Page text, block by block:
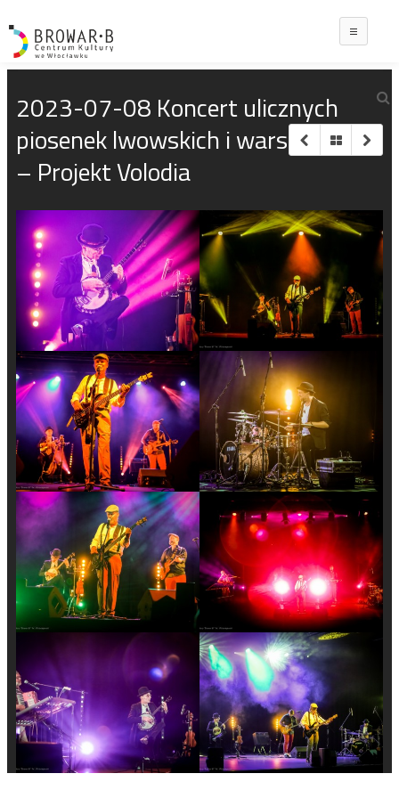
2023-07-08 Koncert ulicznych
piosenek lwowskich i warszawskich
– Projekt Volodia